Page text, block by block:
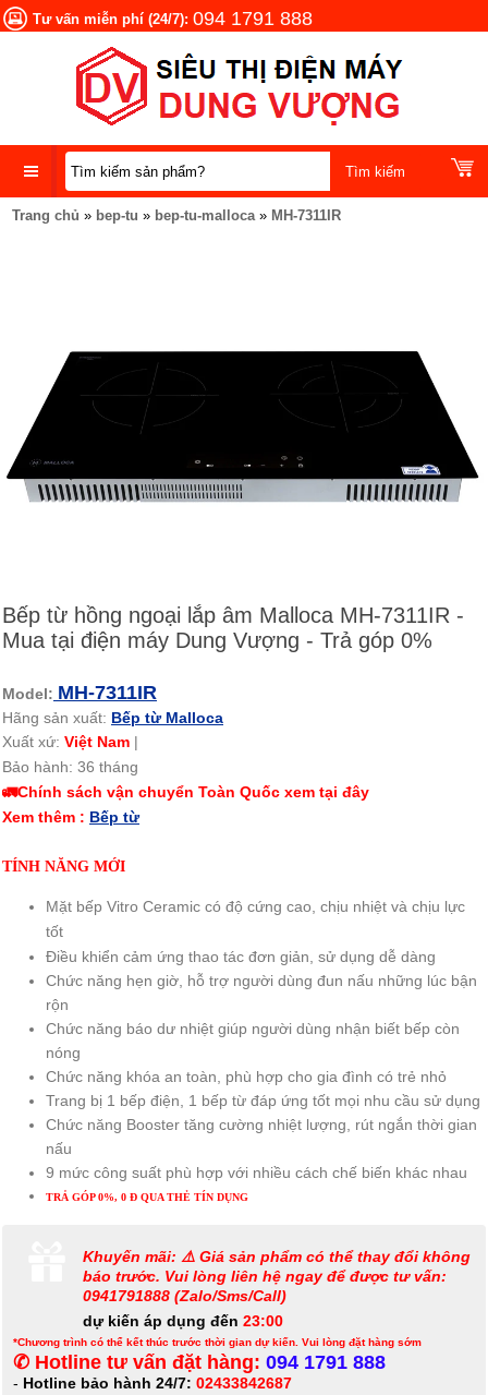
Tư vấn miễn phí (24/7): 094 1791 888
DANH
Trang chủ » bep-tu » bep-tu-malloca » MH-7311IR
Bếp từ hồng ngoại lắp âm Malloca MH-7311IR -
Mua tại điện máy Dung Vượng - Trả góp 0%
Model: MH-7311IR
Hãng sản xuất: Bếp từ Malloca
Xuất xứ: Việt Nam |
Bảo hành: 36 tháng
🚛Chính sách vận chuyển Toàn Quốc xem tại đây
Xem thêm : Bếp từ
TÍNH NĂNG MỚI
Mặt bếp Vitro Ceramic có độ cứng cao, chịu nhiệt và chịu lực
tốt
Điều khiển cảm ứng thao tác đơn giản, sử dụng dễ dàng
Chức năng hẹn giờ, hỗ trợ người dùng đun nấu những lúc bận
rộn
Chức năng báo dư nhiệt giúp người dùng nhận biết bếp còn
nóng
Chức năng khóa an toàn, phù hợp cho gia đình có trẻ nhỏ
Trang bị 1 bếp điện, 1 bếp từ đáp ứng tốt mọi nhu cầu sử dụng
Chức năng Booster tăng cường nhiệt lượng, rút ngắn thời gian
nấu
9 mức công suất phù hợp với nhiều cách chế biến khác nhau
TRẢ GÓP 0%, 0 Đ QUA THẺ TÍN DỤNG
Khuyến mãi: ⚠️ Giá sản phẩm có thể thay đổi không
báo trước. Vui lòng liên hệ ngay để được tư vấn:
0941791888 (Zalo/Sms/Call)
dự kiến áp dụng đến 23:00
*Chương trình có thể kết thúc trước thời gian dự kiến. Vui lòng đặt hàng sớm
✆ Hotline tư vấn đặt hàng: 094 1791 888
- Hotline bảo hành 24/7: 02433842687